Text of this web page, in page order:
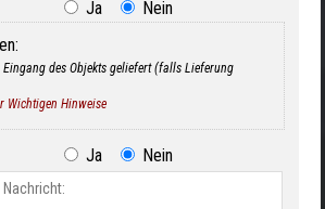
Ja
Nein
des Objekts geliefert (falls Lieferung
Wichtigen Hinweise
Ja Nein